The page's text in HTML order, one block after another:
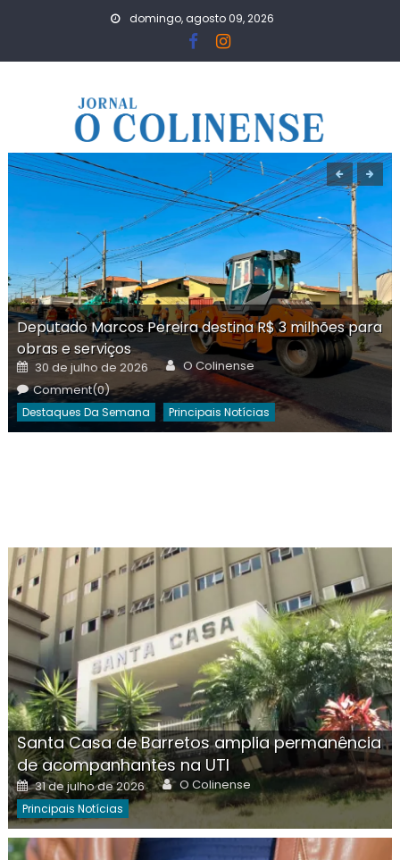
domingo, agosto 09, 2026
Deputado Marcos Pereira destina R$ 3 milhões para
obras e serviços
Posted
on
30 de julho de 2026 Author
O Colinense
Comment(0)
Destaques Da Semana Principais Notícias
Santa Casa de Barretos amplia permanência
de acompanhantes na UTI
Posted
on
31 de julho de 2026 Author
O Colinense
Principais Notícias